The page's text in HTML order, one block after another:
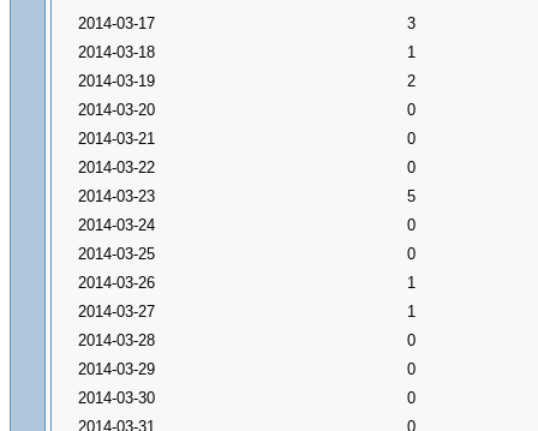
2014-03-17
3
2014-03-18
1
2014-03-19
2
2014-03-20
0
2014-03-21
0
2014-03-22
0
2014-03-23
5
2014-03-24
0
2014-03-25
0
2014-03-26
1
2014-03-27
1
2014-03-28
0
2014-03-29
0
2014-03-30
0
2014-03-31
0